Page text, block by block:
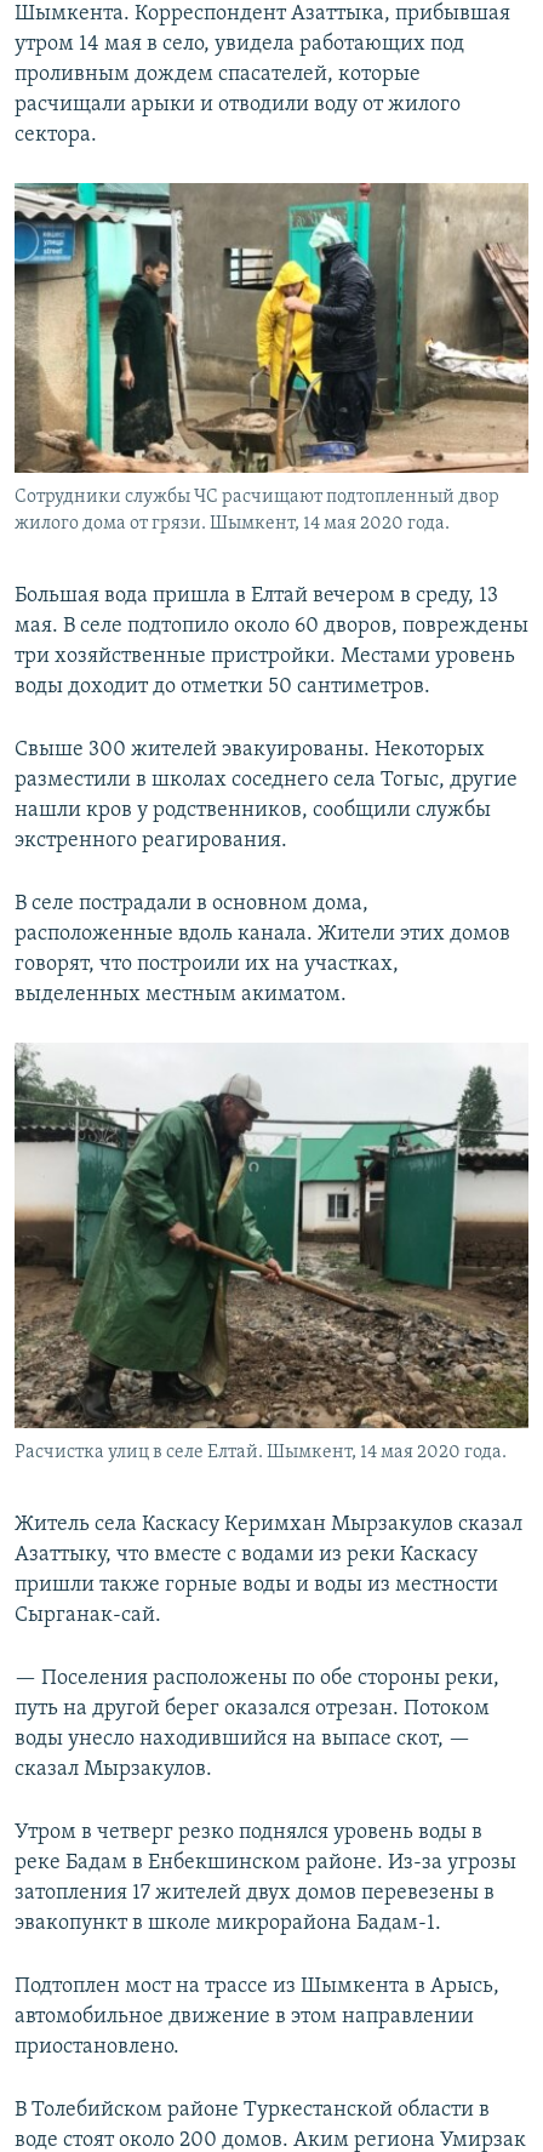
Шымкента. Корреспондент Азаттыка, прибывшая
утром 14 мая в село, увидела работающих под
проливным дождем спасателей, которые
расчищали арыки и отводили воду от жилого
сектора.
Сотрудники службы ЧС расчищают подтопленный двор
жилого дома от грязи. Шымкент, 14 мая 2020 года.
Большая вода пришла в Елтай вечером в среду, 13
мая. В селе подтопило около 60 дворов, повреждены
три хозяйственные пристройки. Местами уровень
воды доходит до отметки 50 сантиметров.
Свыше 300 жителей эвакуированы. Некоторых
разместили в школах соседнего села Тогыс, другие
нашли кров у родственников, сообщили службы
экстренного реагирования.
В селе пострадали в основном дома,
расположенные вдоль канала. Жители этих домов
говорят, что построили их на участках,
выделенных местным акиматом.
Расчистка улиц в селе Елтай. Шымкент, 14 мая 2020 года.
Житель села Каскасу Керимхан Мырзакулов сказал
Азаттыку, что вместе с водами из реки Каскасу
пришли также горные воды и воды из местности
Сырганак-сай.
— Поселения расположены по обе стороны реки,
путь на другой берег оказался отрезан. Потоком
воды унесло находившийся на выпасе скот, —
сказал Мырзакулов.
Утром в четверг резко поднялся уровень воды в
реке Бадам в Енбекшинском районе. Из-за угрозы
затопления 17 жителей двух домов перевезены в
эвакопункт в школе микрорайона Бадам-1.
Подтоплен мост на трассе из Шымкента в Арысь,
автомобильное движение в этом направлении
приостановлено.
В Толебийском районе Туркестанской области в
воде стоят около 200 домов. Аким региона Умирзак